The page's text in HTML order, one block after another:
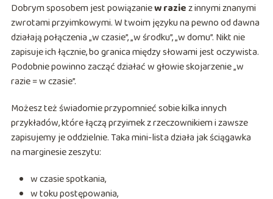
Dobrym sposobem jest powiązaniew raziez innymi znanymi
zwrotami przyimkowymi. W twoim języku na pewno od dawna
działają połączenia „w czasie”, „w środku”, „w domu”. Nikt nie
zapisuje ich łącznie, bo granica między słowami jest oczywista.
Podobnie powinno zacząć działać w głowie skojarzenie „w
razie = w czasie”.
Możesz też świadomie przypomnieć sobie kilka innych
przykładów, które łączą przyimek z rzeczownikiem i zawsze
zapisujemy je oddzielnie. Taka mini-lista działa jak ściągawka
na marginesie zeszytu:
w czasie spotkania,
w toku postępowania,